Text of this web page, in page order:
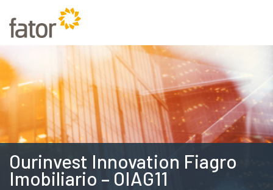
Ourinvest Innovation Fiagro
Imobiliario – OIAG11